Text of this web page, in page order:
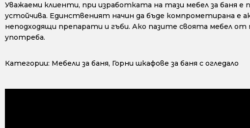
Уважаеми клиенти, при изработката на тази мебел за баня
устойчива. Единственият начин да бъде компрометирана е
неподходящи препарати и гъби. Ако пазите своята мебел
употреба.
Категории: Мебели за баня, Горни шкафове за баня с огледало